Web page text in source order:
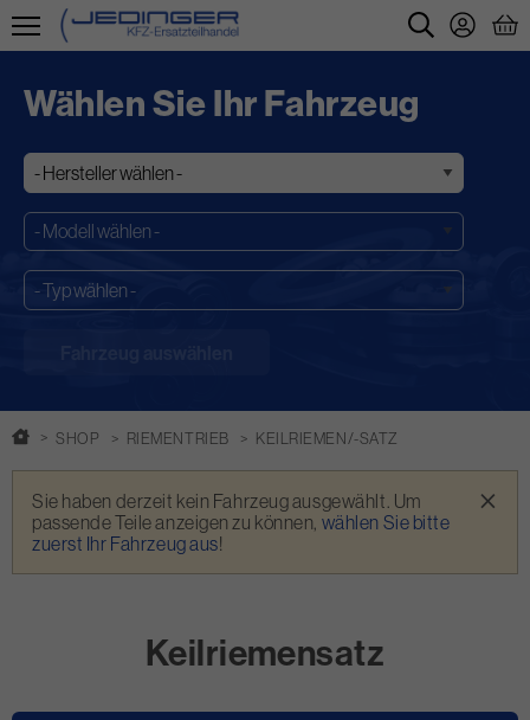
Direkt
Inhalt
Wählen Sie Ihr Fahrzeug
SHOP RIEMENTRIEB KEILRIEMEN/-SATZ
Warnmeldung
Sie haben derzeit kein Fahrzeug ausgewählt. Um
passende Teile anzeigen zu können, wählen Sie bitte
zuerst Ihr Fahrzeug aus!
×
Keilriemensatz